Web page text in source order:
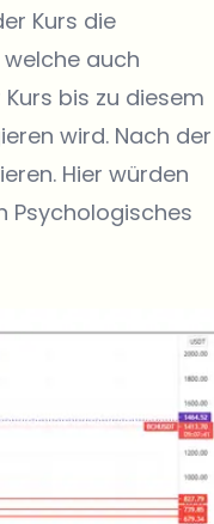
Kurs die
auch
bis zu diesem
wird. Nach der
Hier würden
Psychologisches